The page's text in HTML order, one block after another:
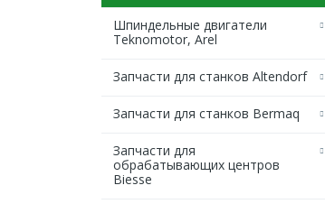
Шпиндельные двигатели
Teknomotor, Arel
Запчасти для станков Altendorf
Запчасти для станков Bermaq
Запчасти для
обрабатывающих центров
Biesse